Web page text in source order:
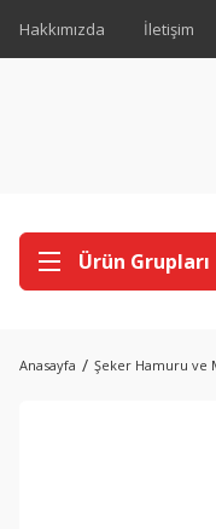
Hakkımızda İletişim
Ürün Grupları
Anasayfa Şeker Hamuru ve